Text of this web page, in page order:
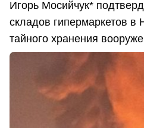
Игорь Мосийчук*
складов гипермаркетов в
тайного хранения